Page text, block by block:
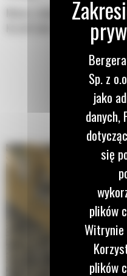
Możesz załadować większą
Kształt łyżki i segmenty
materiału w łyżce podczas
Sp. z
jako
danych,
się
plików
plików